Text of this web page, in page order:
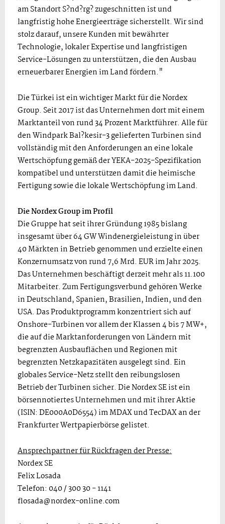
am Standort S?nd?rg? zugeschnitten ist und
langfristig hohe Energieerträge sicherstellt. Wir sind
stolz darauf, unsere Kunden mit bewährter
Technologie, lokaler Expertise und langfristigen
Service-Lösungen zu unterstützen, die den Ausbau
erneuerbarer Energien im Land fördern."
Die Türkei ist ein wichtiger Markt für die Nordex
Group. Seit 2017 ist das Unternehmen dort mit einem
Marktanteil von rund 34 Prozent Marktführer. Alle für
den Windpark Bal?kesir-3 gelieferten Turbinen sind
vollständig mit den Anforderungen an eine lokale
Wertschöpfung gemäß der YEKA-2025-Spezifikation
kompatibel und unterstützen damit die heimische
Fertigung sowie die lokale Wertschöpfung im Land.
Die Nordex Group im Profil
Die Gruppe hat seit ihrer Gründung 1985 bislang
insgesamt über 64 GW Windenergieleistung in über
40 Märkten in Betrieb genommen und erzielte einen
Konzernumsatz von rund 7,6 Mrd. EUR im Jahr 2025.
Das Unternehmen beschäftigt derzeit mehr als 11.100
Mitarbeiter. Zum Fertigungsverbund gehören Werke
in Deutschland, Spanien, Brasilien, Indien, und den
USA. Das Produktprogramm konzentriert sich auf
Onshore-Turbinen vor allem der Klassen 4 bis 7 MW+,
die auf die Marktanforderungen von Ländern mit
begrenzten Ausbauflächen und Regionen mit
begrenzten Netzkapazitäten ausgelegt sind. Ein
globales Service-Netz stellt den reibungslosen
Betrieb der Turbinen sicher. Die Nordex SE ist ein
börsennotiertes Unternehmen und mit ihrer Aktie
(ISIN: DE000A0D6554) im MDAX und TecDAX an der
Frankfurter Wertpapierbörse gelistet.
Ansprechpartner für Rückfragen der Presse:
Nordex SE
Felix Losada
Telefon: 040 / 300 30 - 1141
flosada@nordex-online.com